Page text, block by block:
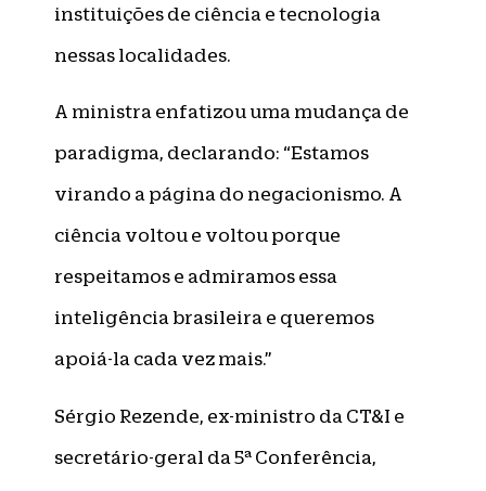
instituições de ciência e tecnologia
nessas localidades.
A ministra enfatizou uma mudança de
paradigma, declarando: “Estamos
virando a página do negacionismo. A
ciência voltou e voltou porque
respeitamos e admiramos essa
inteligência brasileira e queremos
apoiá-la cada vez mais.”
Sérgio Rezende, ex-ministro da CT&I e
secretário-geral da 5ª Conferência,